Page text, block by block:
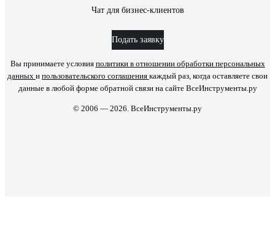
Чат для бизнес-клиентов
Подать заявку
Вы принимаете условия политики в отношении обработки персональных
данных и пользовательского соглашения каждый раз, когда оставляете свои
данные в любой форме обратной связи на сайте ВсеИнструменты.ру
© 2006 — 2026. ВсеИнструменты.ру